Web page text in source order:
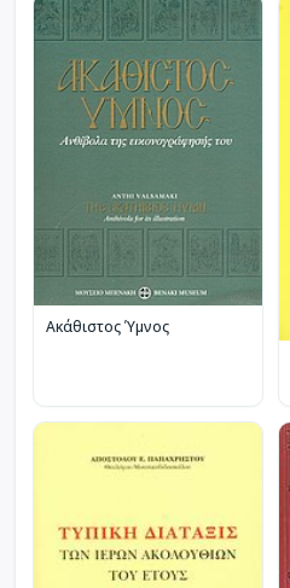
Ακάθιστος Ύμνος